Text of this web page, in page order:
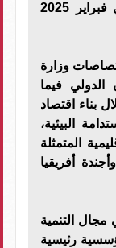
والعلمي والتكنولوجي التي انعقدت في فبراير 2025
وزارة
الدولي فيما
بناء اقتصاد
البيئية،
المتمثلة
أفريقيا
التنمية
رئيسية